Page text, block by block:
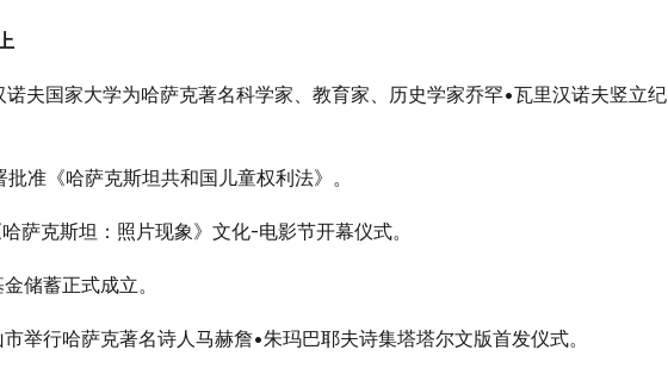
夫国家大学为哈萨克著名科学家、教育家、历史学家乔罕•瓦里汉诺夫竖立纪
准《哈萨克斯坦共和国儿童权利法》。
萨克斯坦：照片现象》文化-电影节开幕仪式。
储蓄正式成立。
举行哈萨克著名诗人马赫詹•朱玛巴耶夫诗集塔塔尔文版首发仪式。